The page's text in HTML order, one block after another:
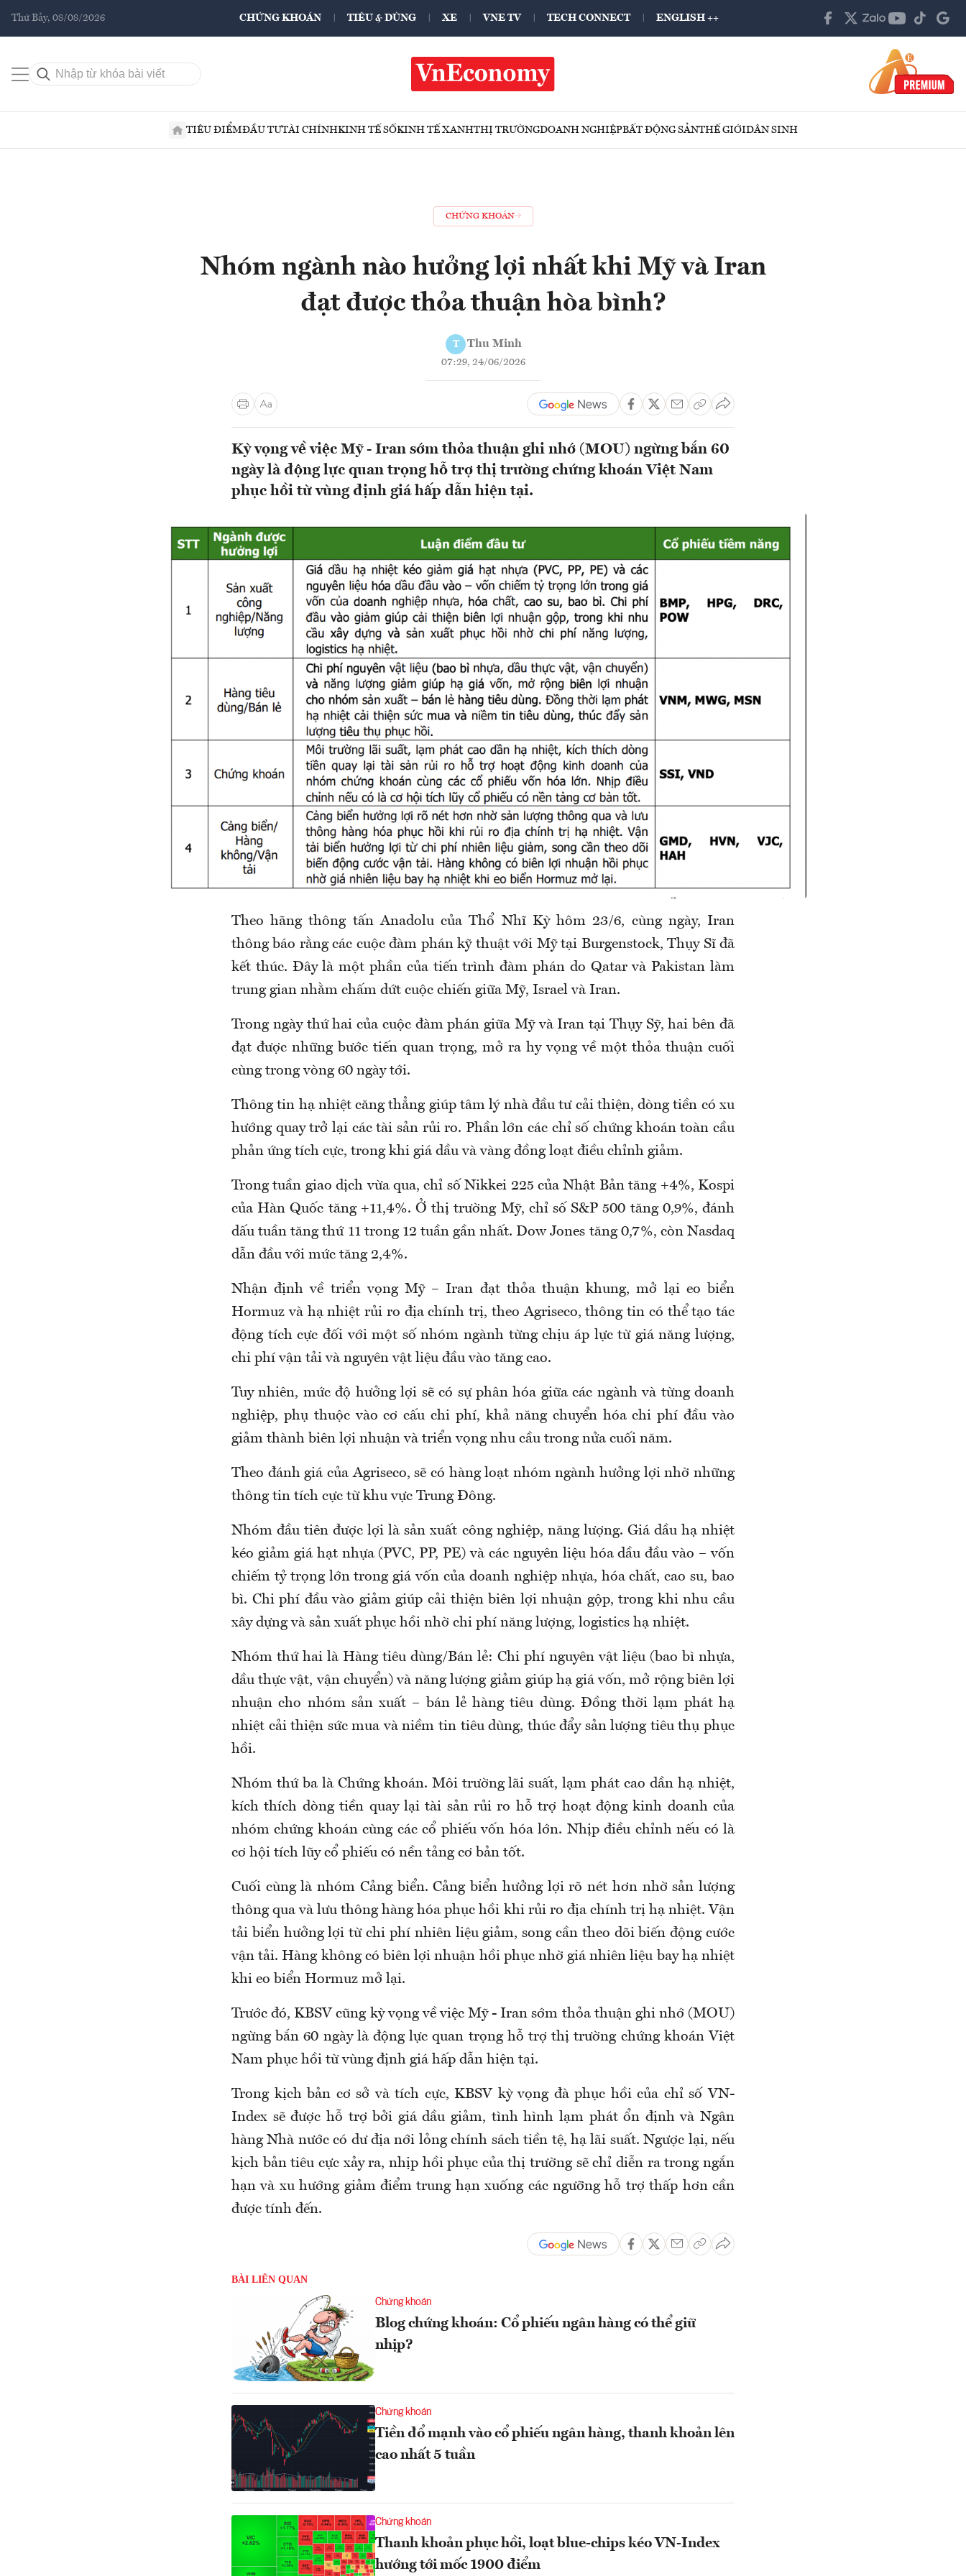
Thứ Bảy, 08/08/2026 CHỨNG KHOÁN TIÊU & DÙNG XE VNE TV TECH CONNECT ENGLISH ++
TIÊU ĐIỂMĐẦU TƯTÀI CHÍNHKINH TẾ SỐKINH TẾ XANHTHỊ TRƯỜNGDOANH NGHIỆPBẤT ĐỘNG SẢNTHẾ GIỚIDÂN SINH
CHỨNG KHOÁN
Nhóm ngành nào hưởng lợi nhất khi Mỹ và Iran
đạt được thỏa thuận hòa bình?
T Thu Minh
07:29, 24/06/2026
Kỳ vọng về việc Mỹ - Iran sớm thỏa thuận ghi nhớ (MOU) ngừng bắn 60
ngày là động lực quan trọng hỗ trợ thị trường chứng khoán Việt Nam
phục hồi từ vùng định giá hấp dẫn hiện tại.
Theo hãng thông tấn Anadolu của Thổ Nhĩ Kỳ hôm 23/6, cùng ngày, Iran
thông báo rằng các cuộc đàm phán kỹ thuật với Mỹ tại Burgenstock, Thụy Sĩ đã
kết thúc. Đây là một phần của tiến trình đàm phán do Qatar và Pakistan làm
trung gian nhằm chấm dứt cuộc chiến giữa Mỹ, Israel và Iran.
Trong ngày thứ hai của cuộc đàm phán giữa Mỹ và Iran tại Thụy Sỹ, hai bên đã
đạt được những bước tiến quan trọng, mở ra hy vọng về một thỏa thuận cuối
cùng trong vòng 60 ngày tới.
Thông tin hạ nhiệt căng thẳng giúp tâm lý nhà đầu tư cải thiện, dòng tiền có xu
hướng quay trở lại các tài sản rủi ro. Phần lớn các chỉ số chứng khoán toàn cầu
phản ứng tích cực, trong khi giá dầu và vàng đồng loạt điều chỉnh giảm.
Trong tuần giao dịch vừa qua, chỉ số Nikkei 225 của Nhật Bản tăng +4%, Kospi
của Hàn Quốc tăng +11,4%. Ở thị trường Mỹ, chỉ số S&P 500 tăng 0,9%, đánh
dấu tuần tăng thứ 11 trong 12 tuần gần nhất. Dow Jones tăng 0,7%, còn Nasdaq
dẫn đầu với mức tăng 2,4%.
Nhận định về triển vọng Mỹ – Iran đạt thỏa thuận khung, mở lại eo biển
Hormuz và hạ nhiệt rủi ro địa chính trị, theo Agriseco, thông tin có thể tạo tác
động tích cực đối với một số nhóm ngành từng chịu áp lực từ giá năng lượng,
chi phí vận tải và nguyên vật liệu đầu vào tăng cao.
Tuy nhiên, mức độ hưởng lợi sẽ có sự phân hóa giữa các ngành và từng doanh
nghiệp, phụ thuộc vào cơ cấu chi phí, khả năng chuyển hóa chi phí đầu vào
giảm thành biên lợi nhuận và triển vọng nhu cầu trong nửa cuối năm.
Theo đánh giá của Agriseco, sẽ có hàng loạt nhóm ngành hưởng lợi nhờ những
thông tin tích cực từ khu vực Trung Đông.
Nhóm đầu tiên được lợi là sản xuất công nghiệp, năng lượng. Giá dầu hạ nhiệt
kéo giảm giá hạt nhựa (PVC, PP, PE) và các nguyên liệu hóa dầu đầu vào – vốn
chiếm tỷ trọng lớn trong giá vốn của doanh nghiệp nhựa, hóa chất, cao su, bao
bì. Chi phí đầu vào giảm giúp cải thiện biên lợi nhuận gộp, trong khi nhu cầu
xây dựng và sản xuất phục hồi nhờ chi phí năng lượng, logistics hạ nhiệt.
Nhóm thứ hai là Hàng tiêu dùng/Bán lẻ: Chi phí nguyên vật liệu (bao bì nhựa,
dầu thực vật, vận chuyển) và năng lượng giảm giúp hạ giá vốn, mở rộng biên lợi
nhuận cho nhóm sản xuất – bán lẻ hàng tiêu dùng. Đồng thời lạm phát hạ
nhiệt cải thiện sức mua và niềm tin tiêu dùng, thúc đẩy sản lượng tiêu thụ phục
hồi.
Nhóm thứ ba là Chứng khoán. Môi trường lãi suất, lạm phát cao dần hạ nhiệt,
kích thích dòng tiền quay lại tài sản rủi ro hỗ trợ hoạt động kinh doanh của
nhóm chứng khoán cùng các cổ phiếu vốn hóa lớn. Nhịp điều chỉnh nếu có là
cơ hội tích lũy cổ phiếu có nền tảng cơ bản tốt.
Cuối cùng là nhóm Cảng biển. Cảng biển hưởng lợi rõ nét hơn nhờ sản lượng
thông qua và lưu thông hàng hóa phục hồi khi rủi ro địa chính trị hạ nhiệt. Vận
tải biển hưởng lợi từ chi phí nhiên liệu giảm, song cần theo dõi biến động cước
vận tải. Hàng không có biên lợi nhuận hồi phục nhờ giá nhiên liệu bay hạ nhiệt
khi eo biển Hormuz mở lại.
Trước đó, KBSV cũng kỳ vọng về việc Mỹ - Iran sớm thỏa thuận ghi nhớ (MOU)
ngừng bắn 60 ngày là động lực quan trọng hỗ trợ thị trường chứng khoán Việt
Nam phục hồi từ vùng định giá hấp dẫn hiện tại.
Trong kịch bản cơ sở và tích cực, KBSV kỳ vọng đà phục hồi của chỉ số VN-
Index sẽ được hỗ trợ bởi giá dầu giảm, tình hình lạm phát ổn định và Ngân
hàng Nhà nước có dư địa nới lỏng chính sách tiền tệ, hạ lãi suất. Ngược lại, nếu
kịch bản tiêu cực xảy ra, nhịp hồi phục của thị trường sẽ chỉ diễn ra trong ngắn
hạn và xu hướng giảm điểm trung hạn xuống các ngưỡng hỗ trợ thấp hơn cần
được tính đến.
BÀI LIÊN QUAN
Chứng khoán
Blog chứng khoán: Cổ phiếu ngân hàng có thể giữ
nhịp?
Chứng khoán
Tiền đổ mạnh vào cổ phiếu ngân hàng, thanh khoản lên
cao nhất 5 tuần
Chứng khoán
Thanh khoản phục hồi, loạt blue-chips kéo VN-Index
hướng tới mốc 1900 điểm